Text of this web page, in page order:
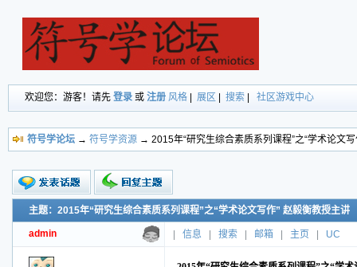
欢迎您：游客！请先 登录 或 注册 风格 展区 搜索 社区游戏中心
符号学论坛 → 符号学资源 → 2015年“研究生综合素质系列课程”之“学术论文
新的主题
投票帖
交易帖
小字报
主题：2015年“研究生综合素质系列课程”之“学术论文写作” 赵毅衡教授主讲
admin 信息 搜索 邮箱 主页 UC